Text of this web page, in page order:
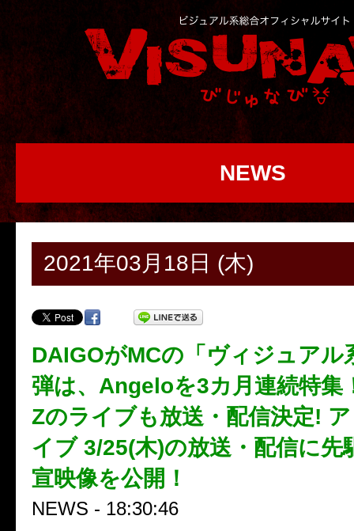
NEWS
2021年03月18日 (木)
DAIGOがMCの「ヴィジュアル
弾は、Angeloを3カ月連続特集
Zのライブも放送・配信決定!
イブ 3/25(木)の放送・配信に先
宣映像を公開！
NEWS - 18:30:46